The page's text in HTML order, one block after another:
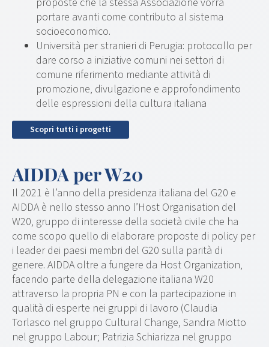
portare avanti come contributo al sistema
socioeconomico.
Università per stranieri di Perugia: protocollo per
dare corso a iniziative comuni nei settori di
comune riferimento mediante attività di
promozione, divulgazione e approfondimento
delle espressioni della cultura italiana
Scopri tutti i progetti
AIDDA per W20
Il 2021 è l’anno della presidenza italiana del G20 e
AIDDA è nello stesso anno l’Host Organisation del
W20, gruppo di interesse della società civile che ha
come scopo quello di elaborare proposte di policy per
i leader dei paesi membri del G20 sulla parità di
genere. AIDDA oltre a fungere da Host Organization,
facendo parte della delegazione italiana W20
attraverso la propria PN e con la partecipazione in
qualità di esperte nei gruppi di lavoro (Claudia
Torlasco nel gruppo Cultural Change, Sandra Miotto
nel gruppo Labour; Patrizia Schiarizza nel gruppo